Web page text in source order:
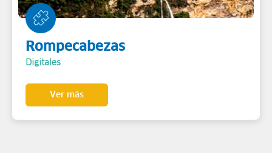
Rompecabezas
Digitales
Ver más